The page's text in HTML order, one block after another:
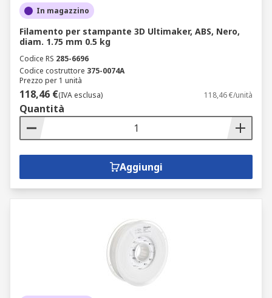
In magazzino
Filamento per stampante 3D Ultimaker, ABS, Nero,
diam. 1.75 mm 0.5 kg
Codice RS 285-6696
Codice costruttore 375-0074A
Prezzo per 1 unità
118,46 €(IVA esclusa) 118,46 €/unità
Quantità
Aggiungi